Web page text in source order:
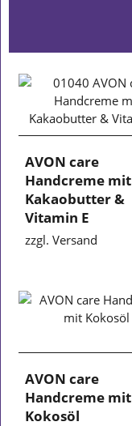
AVON care
Handcreme mit
Kakaobutter &
Vitamin E
zzgl. Versand
AVON care
Handcreme mit
Kokosöl